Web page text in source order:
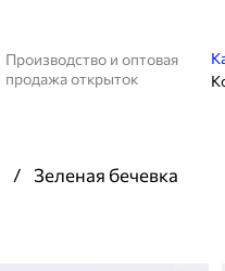
Производство и оптовая
продажа открыток
/ Зеленая бечевка